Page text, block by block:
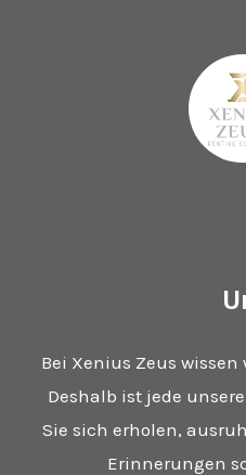
Bei Xenius Zeus
Deshalb ist jede
Sie sich erholen,
Erinnerungen